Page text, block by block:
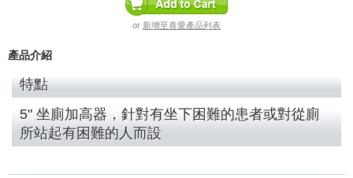
or 新增至喜愛產品列表
產品介紹
特點
5" 坐廁加高器，針對有坐下困難的患者或對從廁
所站起有困難的人而設